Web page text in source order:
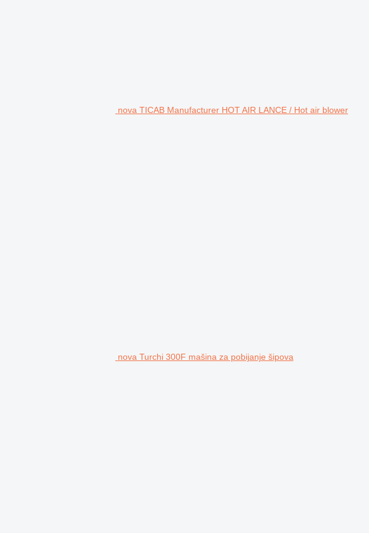
nova TICAB Manufacturer HOT AIR LANCE / Hot air blower
nova Turchi 300F mašina za pobijanje šipova